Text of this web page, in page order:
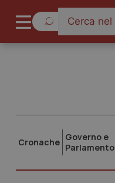
Cronache Governo e
Parlamento